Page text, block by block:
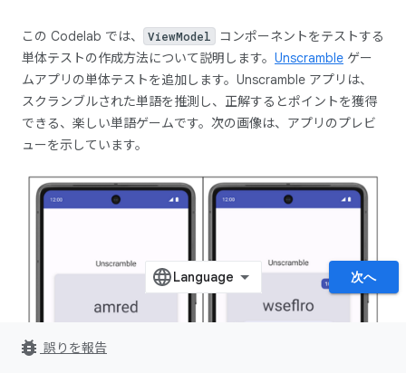
この Codelab では、 ViewModel
コンポーネントをテストする
単体テストの作成方法について説明します。 Unscramble ゲー
ムアプリの単体テストを追加します。Unscramble アプリは、
スクランブルされた単語を推測し、正解するとポイントを獲得
できる、楽しい単語ゲームです。次の画像は、アプリのプレビ
ューを示しています。
次へ
bug_report 誤りを報告